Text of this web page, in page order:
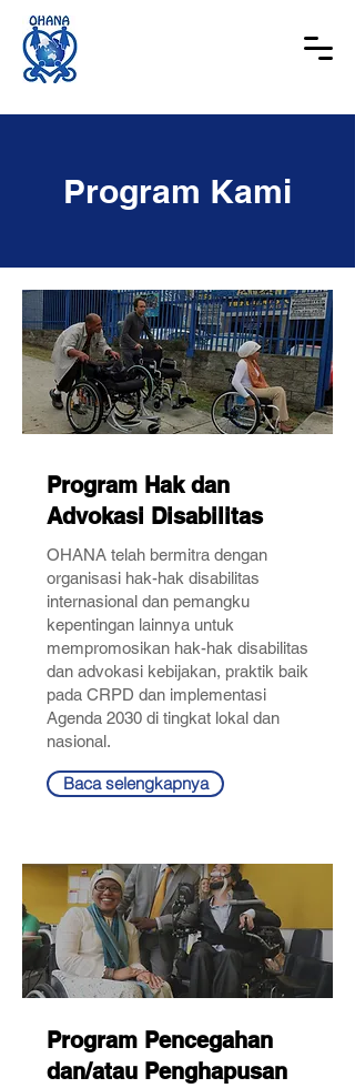
Program Kami
Program Hak dan
Advokasi Disabilitas
OHANA telah bermitra dengan
organisasi hak-hak disabilitas
internasional dan pemangku
kepentingan lainnya untuk
mempromosikan hak-hak disabilitas
dan advokasi kebijakan, praktik baik
pada CRPD dan implementasi
Agenda 2030 di tingkat lokal dan
nasional.
Baca selengkapnya
Program Pencegahan
dan/atau Penghapusan